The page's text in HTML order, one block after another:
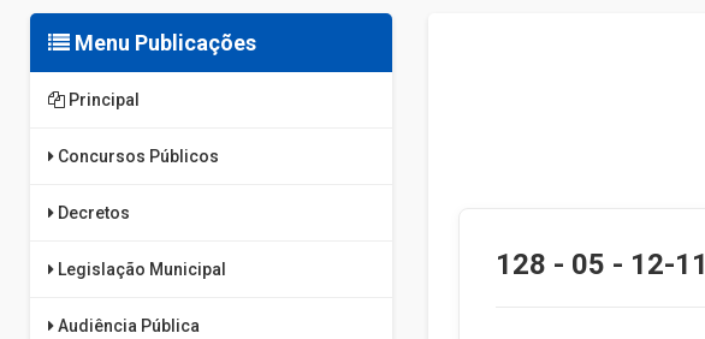
Menu Publicações
Principal
Concursos Públicos
Decretos
Legislação Municipal
Audiência Pública
128 - 05 - 12-11